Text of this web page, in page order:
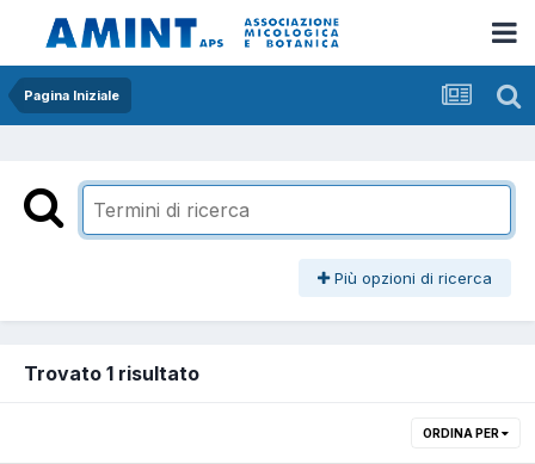
Pagina Iniziale
Più opzioni di ricerca
Trovato 1 risultato
ORDINA PER